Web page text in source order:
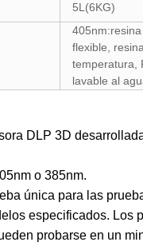
5L(6KG)
flexible,
temperatura,
lavable al
DLP 3D
o 385nm.
única para las
especificados. Los
probarse en un